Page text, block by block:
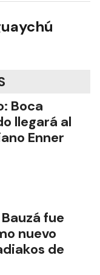
Boca
llegará al
Enner
fue
nuevo
de